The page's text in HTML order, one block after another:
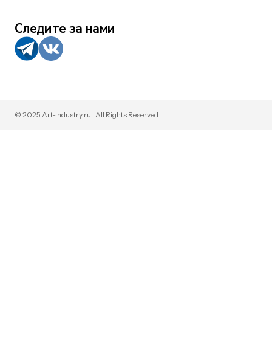
Следите за нами
© 2025 Art-industry.ru . All Rights Reserved.